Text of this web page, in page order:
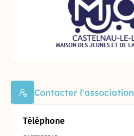
Contacter l'association
Téléphone